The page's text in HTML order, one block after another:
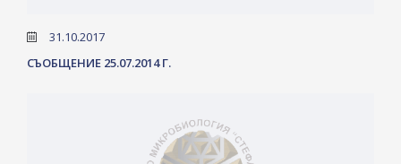
31.10.2017
СЪОБЩЕНИЕ 25.07.2014 Г.